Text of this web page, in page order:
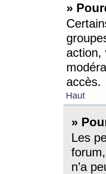
»
action,
accès.
Haut
»
Les
n’a